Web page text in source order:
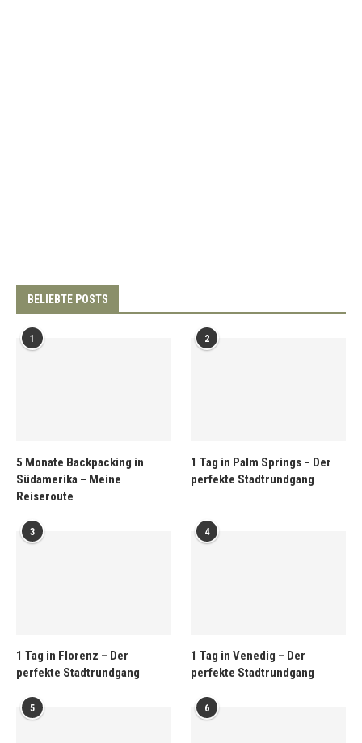
BELIEBTE POSTS
1
5 Monate Backpacking in
Südamerika – Meine
Reiseroute
2
1 Tag in Palm Springs – Der
perfekte Stadtrundgang
3
1 Tag in Florenz – Der
perfekte Stadtrundgang
4
1 Tag in Venedig – Der
perfekte Stadtrundgang
5 6